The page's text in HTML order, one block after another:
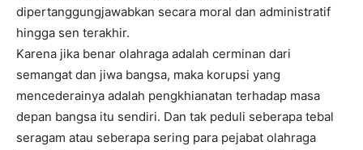
dipertanggungjawabkan secara moral dan administratif
hingga sen terakhir.
Karena jika benar olahraga adalah cerminan dari
semangat dan jiwa bangsa, maka korupsi yang
mencederainya adalah pengkhianatan terhadap masa
depan bangsa itu sendiri. Dan tak peduli seberapa tebal
seragam atau seberapa sering para pejabat olahraga